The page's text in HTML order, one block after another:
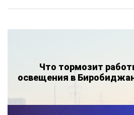
Что тормозит
освещения в